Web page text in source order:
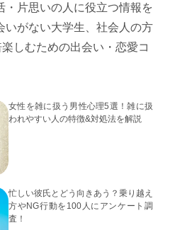
・片思いの人に役立つ情報を
いがない大学生、社会人の方
しむための出会い・恋愛コ
女性を雑に扱う男性心理5選！雑に扱
われやすい人の特徴&対処法を解説
忙しい彼氏とどう向きあう？乗り越え
方やNG行動を100人にアンケート調
査！